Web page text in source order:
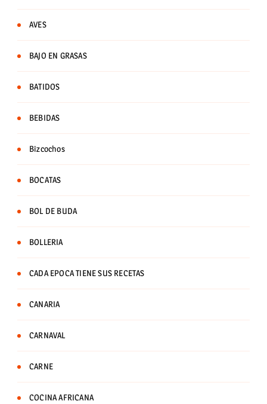
AVES
BAJO EN GRASAS
BATIDOS
BEBIDAS
Bizcochos
BOCATAS
BOL DE BUDA
BOLLERIA
CADA EPOCA TIENE SUS RECETAS
CANARIA
CARNAVAL
CARNE
COCINA AFRICANA